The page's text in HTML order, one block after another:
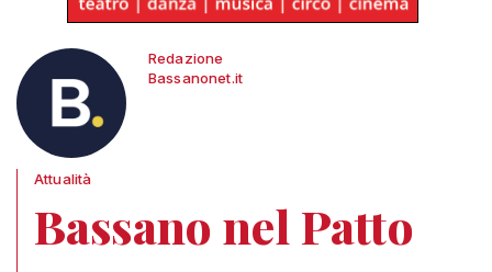
Redazione
Bassanonet.it
Attualità
Bassano nel Patto